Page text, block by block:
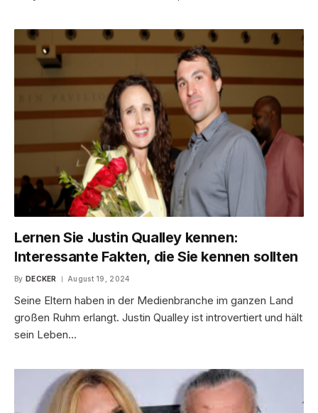
Lernen Sie Justin Qualley kennen:
Interessante Fakten, die Sie kennen sollten
By DECKER August 19, 2024
Seine Eltern haben in der Medienbranche im ganzen Land
großen Ruhm erlangt. Justin Qualley ist introvertiert und hält
sein Leben…